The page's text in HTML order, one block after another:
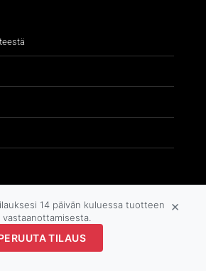
2026 ©taidepiste.fi
14 päivän kuluessa tuotteen
vastaanottamisesta.
TILAUS
×